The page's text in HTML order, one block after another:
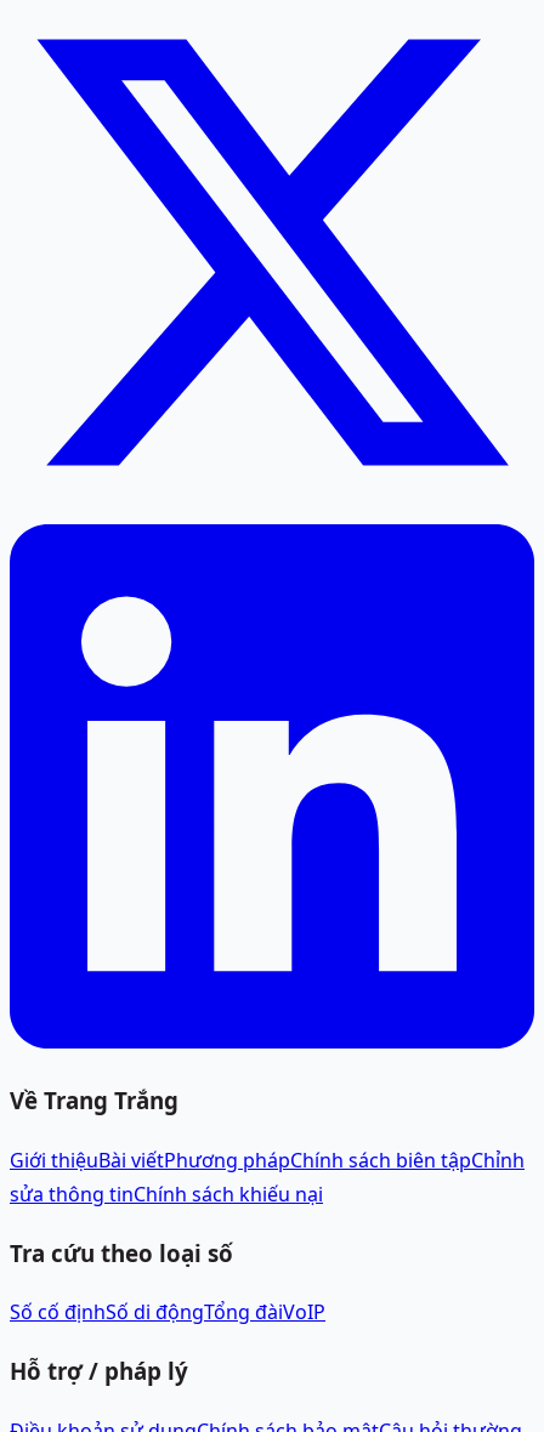
Về Trang Trắng
Giới thiệuBài viếtPhương phápChính sách biên tậpChỉnh
sửa thông tinChính sách khiếu nại
Tra cứu theo loại số
Số cố địnhSố di độngTổng đàiVoIP
Hỗ trợ / pháp lý